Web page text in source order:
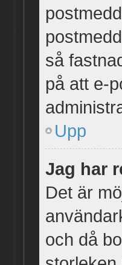
så
på att e-
Upp
Jag har
Det är
och då